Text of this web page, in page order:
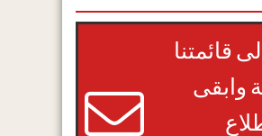
قائمتنا
وابقى